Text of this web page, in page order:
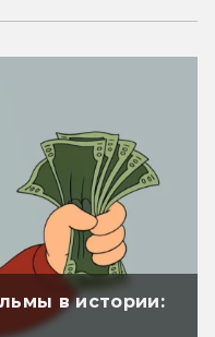
в истории: